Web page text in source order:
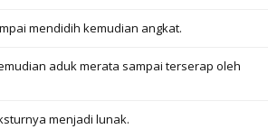
mendidih kemudian angkat.
aduk merata sampai terserap oleh
menjadi lunak.